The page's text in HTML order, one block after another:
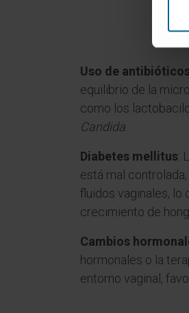
Uso de
equilibrio de la
como los
Candida
Diabetes mellitus:
está mal
fluidos vaginales, lo
crecimiento de
Cambios
hormonales o la
entorno vaginal,